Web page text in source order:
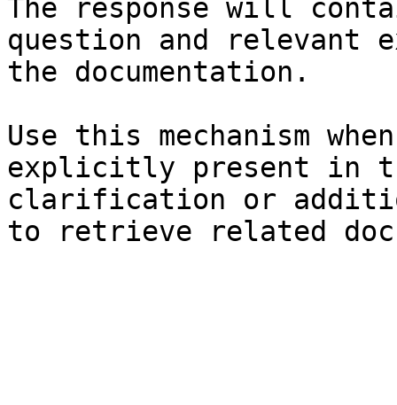
The response will
question and relevant
the documentation.
Use this mechanism
explicitly present in
clarification or